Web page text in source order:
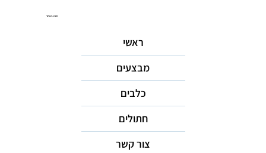
ניווט באתר
ראשי
מבצעים
כלבים
חתולים
צור קשר